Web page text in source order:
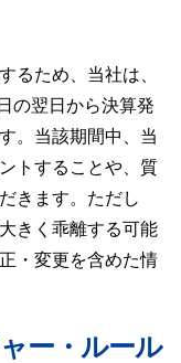
るため、当社は、
の翌日から決算発
。当該期間中、当
トすることや、質
きます。ただし
きく乖離する可能
・変更を含めた情
ー・ルール